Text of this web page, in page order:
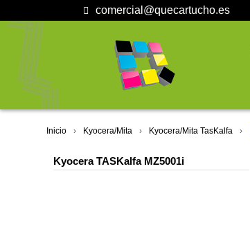
comercial@quecartucho.es
Inicio Kyocera/Mita Kyocera/Mita TasKalfa
Kyocera TASKalfa MZ5001i